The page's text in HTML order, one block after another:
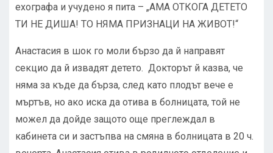
ехографа и учудено я пита – „АМА ОТКОГА ДЕТЕТО
ТИ НЕ ДИША! ТО НЯМА ПРИЗНАЦИ НА ЖИВОТ!“
Анастасия в шок го моли бързо да й направят
секцио да й извадят детето. Докторът й казва, че
няма за къде да бърза, след като плодът вече е
мъртъв, но ако иска да отива в болницата, той не
можел да дойде защото още преглеждал в
кабинета си и застъпва на смяна в болницата в 20 ч.